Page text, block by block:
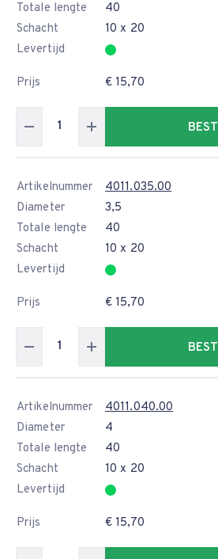
Totale lengte
40
Schacht
10 x 20
Levertijd
Prijs € 15,70
Artikelnummer
4011.035.00
Diameter
3,5
Totale lengte
40
Schacht
10 x 20
Levertijd
Prijs € 15,70
Artikelnummer
4011.040.00
Diameter
4
Totale lengte
40
Schacht
10 x 20
Levertijd
Prijs € 15,70